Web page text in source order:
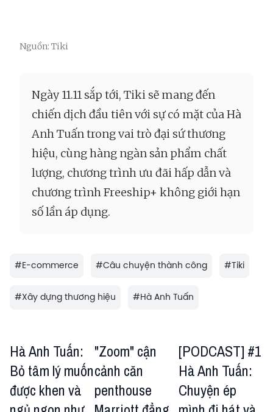
Nguồn: Tiki
Ngày 11.11 sắp tới, Tiki sẽ mang đến
chiến dịch đầu tiên với sự có mặt của Hà
Anh Tuấn trong vai trò đại sứ thương
hiệu, cùng hàng ngàn sản phẩm chất
lượng, chương trình ưu đãi hấp dẫn và
chương trình Freeship+ không giới hạn
số lần áp dụng.
#E-commerce #Câu chuyện thành công #Tiki
#Xây dựng thương hiệu #Hà Anh Tuấn
Hà Anh Tuấn:
Bỏ tâm lý muốn
được khen và
"Zoom" cận
cảnh căn
penthouse
[PODCAST] #1
Hà Anh Tuấn:
Chuyện ép